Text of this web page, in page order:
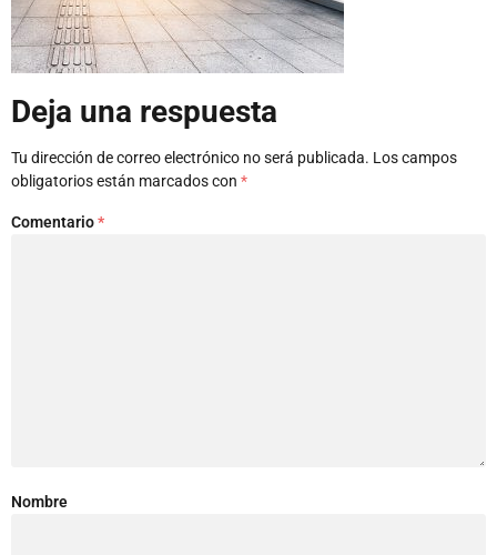
Deja una respuesta
Tu dirección de correo electrónico no será publicada. Los campos
obligatorios están marcados con *
Comentario*
Nombre